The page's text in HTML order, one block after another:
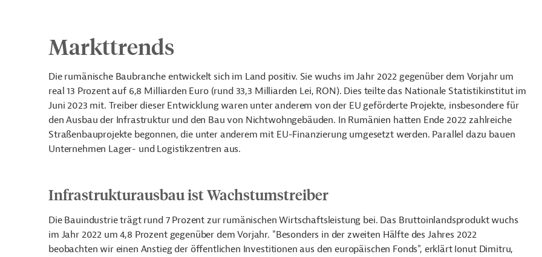
Markttrends
Die rumänische Baubranche entwickelt sich im Land positiv. Sie wuchs im Jahr 2022 gegenüber dem Vorjahr um
real 13 Prozent auf 6,8 Milliarden Euro (rund 33,3 Milliarden Lei, RON). Dies teilte das Nationale Statistikinstitut im
Juni 2023 mit. Treiber dieser Entwicklung waren unter anderem von der EU geförderte Projekte, insbesondere für
den Ausbau der Infrastruktur und den Bau von Nichtwohngebäuden. In Rumänien hatten Ende 2022 zahlreiche
Straßenbauprojekte begonnen, die unter anderem mit EU-Finanzierung umgesetzt werden. Parallel dazu bauen
Unternehmen Lager- und Logistikzentren aus.
Infrastrukturausbau ist Wachstumstreiber
Die Bauindustrie trägt rund 7 Prozent zur rumänischen Wirtschaftsleistung bei. Das Bruttoinlandsprodukt wuchs
im Jahr 2022 um 4,8 Prozent gegenüber dem Vorjahr. "Besonders in der zweiten Hälfte des Jahres 2022
beobachten wir einen Anstieg der öffentlichen Investitionen aus den europäischen Fonds", erklärt Ionut Dimitru,